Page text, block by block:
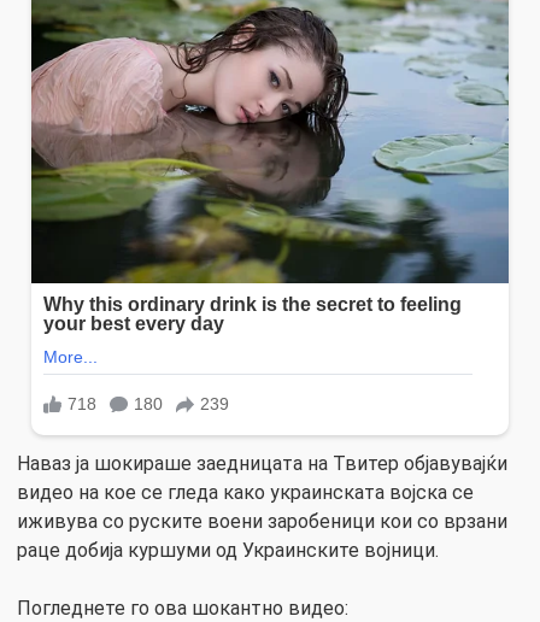
Наваз ја шокираше заедницата на Твитер објавувајќи
видео на кое се гледа како украинската војска се
иживува со руските воени заробеници кои со врзани
раце добија куршуми од Украинските војници.
Погледнете го ова шокантно видео: